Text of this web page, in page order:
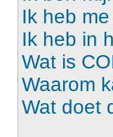
Ik heb
Ik heb in
Wat is
Waarom
Wat doet